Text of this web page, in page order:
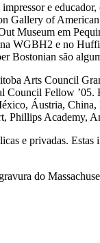
e
Gallery of
Museum em
WGBH2 e no
Bostonian são
Arts Council
Council Fellow
Áustria,
Phillips Academy,
e privadas.
do